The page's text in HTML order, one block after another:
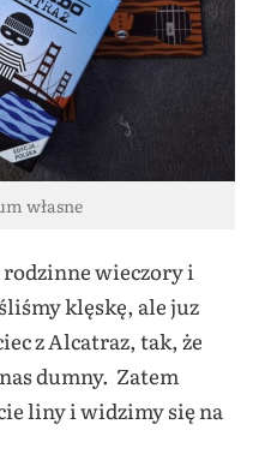
własne
wieczory i
klęskę, ale juz
z Alcatraz, tak, że
dumny. Zatem
liny i widzimy się na